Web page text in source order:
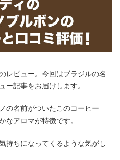
レビュー。今回はブラジルの名
ー記事をお届けします。
の名前がついたこのコーヒー
なアロマが特徴です。
持ちになってくるような気がし